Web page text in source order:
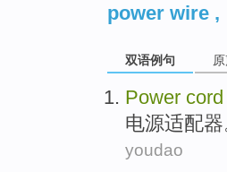
power wire ,
双语例句
Power cord
电源适配器
youdao